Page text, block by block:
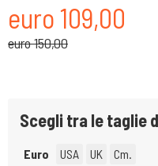
euro 109,00
euro 150,00
Scegli tra le taglie
Euro USA UK Cm.